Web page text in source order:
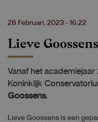
28 Februari, 2023 - 16:22
Lieve Goossens
Vanaf het
Koninklijk
Goossens.
Lieve Goossens is een